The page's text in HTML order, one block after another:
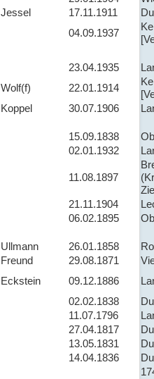
Jessel 17.11.1911
04.09.1937
23.04.1935
Wolf(f) 22.01.1914
Koppel 30.07.1906
15.09.1838
02.01.1932
11.08.1897
21.11.1904
06.02.1895
Ullmann 26.01.1858
Freund 29.08.1871
Eckstein 09.12.1886
02.02.1838
11.07.1796
27.04.1817
13.05.1831
14.04.1836